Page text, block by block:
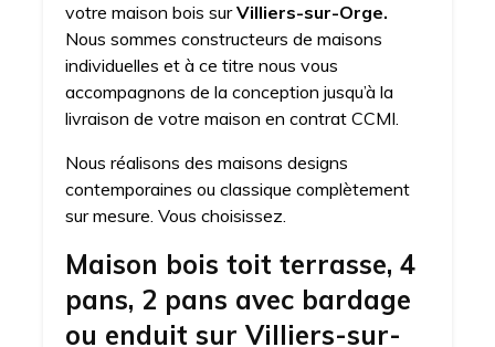
votre maison bois surVilliers-sur-Orge.
Nous sommes constructeurs de maisons
individuelles et à ce titre nous vous
accompagnons de la conception jusqu’à la
livraison de votre maison en contrat CCMI.
Nous réalisons des maisons designs
contemporaines ou classique complètement
sur mesure. Vous choisissez.
Maison bois toit terrasse, 4
pans, 2 pans avec bardage
ou enduit sur Villiers-sur-